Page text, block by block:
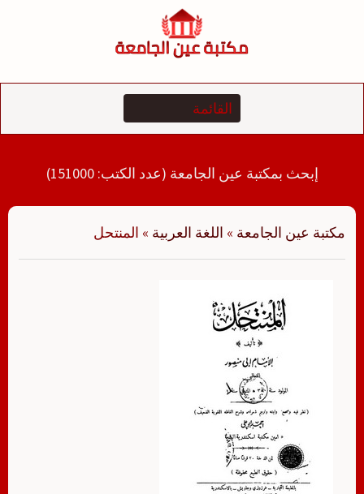
إبحث بمكتبة عين الجامعة (عدد الكتب: 151000)
مكتبة عين الجامعة » اللغة العربية » المنتحل